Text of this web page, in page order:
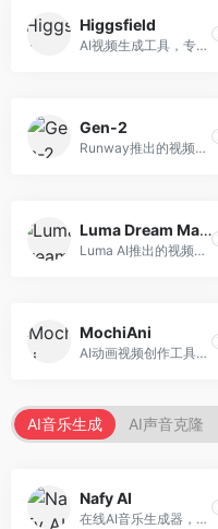
Higgsfield
AI视频生成工具，专注于高质量视频内容创作。面向视频创作者和营销人员，支持文生视频、视频编辑等功能，视频效果逼真，适合商业应用。
Gen-2
Runway推出的视频生成模型，专注于文生视频和视频风格转换。面向影视制作人和创意工作者，支持文本到视频、图像到视频等多种生成模式，视频质量专业级。
Luma Dream Machine
Luma AI推出的视频生成工具，专注于高质量视频创作。面向影视创作者和内容生产者，支持文生视频、图生视频，视频质量高，物理运动流畅自然。
MochiAni
AI动画视频创作工具，专注于动画内容生成。面向动画创作者和二次元内容生产者，支持动画风格视频生成，动画效果流畅，适合动漫内容创作。
AI音乐生成 AI声音克隆
Nafy AI
在线AI音乐生成器，专注于快速音乐创作。面向内容创作者，支持多种风格音乐生成，操作简便，生成速度快，适合快速配乐需求。